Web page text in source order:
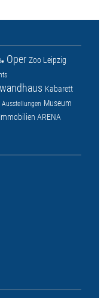
Oper Zoo Leipzig
Kabarett
Ausstellungen Museum
ARENA